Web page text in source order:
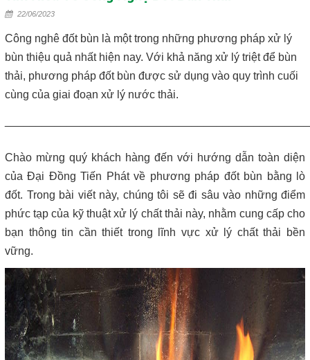
Tại sao nên mua máy ép bùn trục vít
Máy lược rác thô – giải pháp loại bỏ rác hiệu quả trong hệ thống
xử lý nước thải
Bơm màng ARO 1 inch thân nhựa | Hàng sẵn kho – Giá tốt
Bán bộ nguồn thủy lực chính hãng, giá rẻ
22/06/2023
Công nghê đốt bùn là một trong những phương pháp xử lý
bùn thiệu quả nhất hiện nay. Với khả năng xử lý triệt để bùn
thải, phương pháp đốt bùn được sử dụng vào quy trình cuối
cùng của giai đoạn xử lý nước thải.
Chào mừng quý khách hàng đến với hướng dẫn toàn diện
của Đại Đồng Tiến Phát về phương pháp đốt bùn bằng lò
đốt. Trong bài viết này, chúng tôi sẽ đi sâu vào những điểm
phức tạp của kỹ thuật xử lý chất thải này, nhằm cung cấp cho
bạn thông tin cần thiết trong lĩnh vực xử lý chất thải bền
vững.